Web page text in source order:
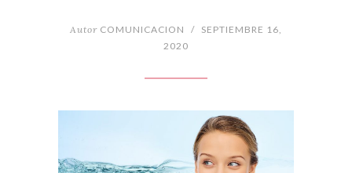
Autor COMUNICACION / SEPTIEMBRE 16,
2020